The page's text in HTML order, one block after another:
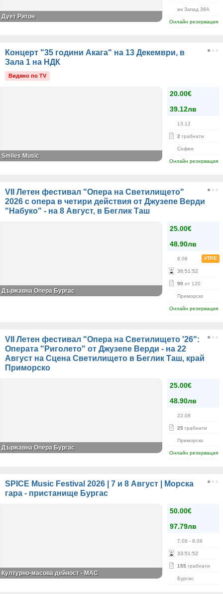
жк Запад 38A
Онлайн резервация
Дует Ритон
Концерт "35 години Акага" на 13 Декември, в
Зала 1 на НДК
Видяно по TV
20.00€
39.12лв
13.12
2 грабнати
София
Онлайн резервация
Smiles Music
VII Летен фестивал "Опера на Светилището"
2026 с опера в четири действия от Джузепе Верди
"Набуко" - на 8 Август, в Беглик Таш
25.00€
48.90лв
8.08 УТРЕ
36:51 :52
90 от 120
Приморско
Онлайн резервация
Държавна Опера Бургас
VII Летен фестивал "Опера на Светилището '26":
Операта "Риголето" от Джузепе Верди - на 22
Август на Сцена Светилището в Беглик Таш, край
Приморско
25.00€
48.90лв
22.08
25 грабнати
Приморско
Онлайн резервация
Държавна Опера Бургас
SPICE Music Festival 2026 | 7 и 8 Август | Морска
гара - пристанище Бургас
50.00€
97.79лв
7.08 - 8.08
33:51 :52
155 грабнати
Бургас
Културно-масова дейност - МАС